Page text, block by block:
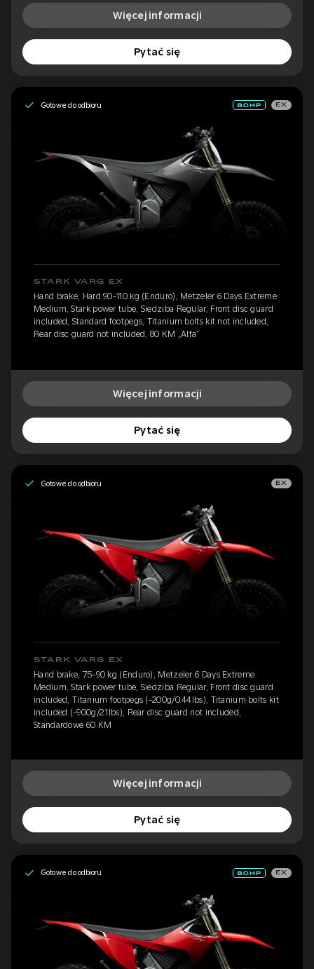
Więcej informacji
Pytać się
Gotowe do odbioru EX
STARK VARG EX
Hand brake, Hard 90-110 kg (Enduro), Metzeler 6 Days Extreme
Medium, Stark power tube, Siedziba Regular, Front disc guard
included, Standard footpegs, Titanium bolts kit not included,
Rear disc guard not included, 80 KM „Alfa”
Więcej informacji
Pytać się
Gotowe do odbioru EX
STARK VARG EX
Hand brake, 75-90 kg (Enduro), Metzeler 6 Days Extreme
Medium, Stark power tube, Siedziba Regular, Front disc guard
included, Titanium footpegs (-200g/0.44lbs), Titanium bolts kit
included (-900g/2.1lbs), Rear disc guard not included,
Standardowe 60 KM
Więcej informacji
Pytać się
Gotowe do odbioru EX